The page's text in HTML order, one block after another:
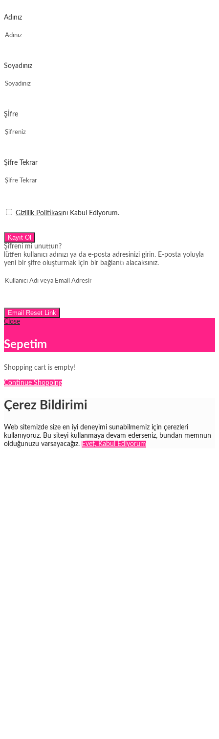
Adınız
Soyadınız
Şİfre
Şifre Tekrar
Gizlilik Politikasını Kabul Ediyorum.
Kayıt Ol
Şifreni mi unuttun?
lütfen kullanıcı adınızı ya da e-posta adresinizi girin. E-posta yoluyla
yeni bir şifre oluşturmak için bir bağlantı alacaksınız.
Email Reset Link
Close
Sepetim
Shopping cart is empty!
Continue Shopping
Çerez Bildirimi
Web sitemizde size en iyi deneyimi sunabilmemiz için çerezleri
kullanıyoruz. Bu siteyi kullanmaya devam ederseniz, bundan memnun
olduğunuzu varsayacağız. Evet, Kabul Ediyorum